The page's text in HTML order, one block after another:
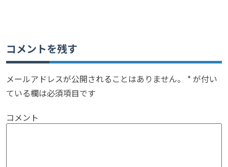
コメントを残す
メールアドレスが公開されることはありません。 *が付い
ている欄は必須項目です
コメント